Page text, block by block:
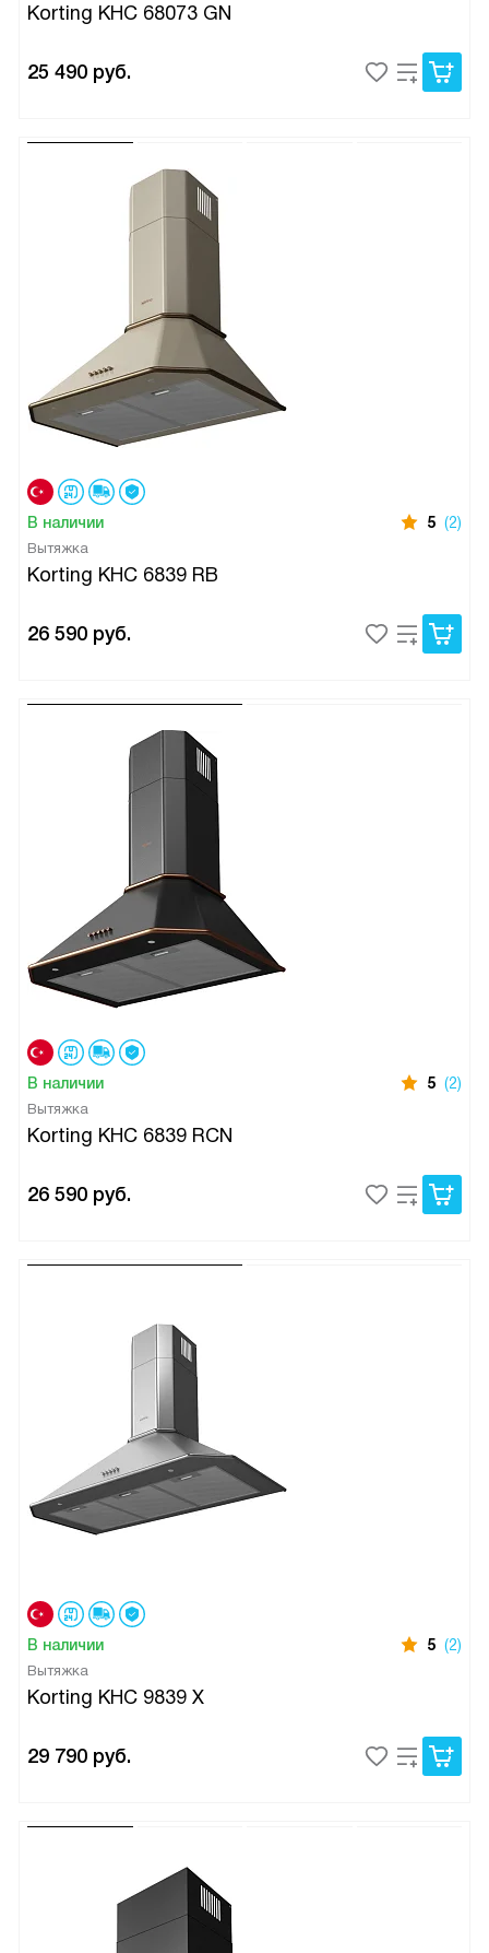
Korting KHC 68073 GN
25 490 руб.
В наличии 5 (2)
Вытяжка
Korting KHC 6839 RB
26 590 руб.
В наличии 5 (2)
Вытяжка
Korting KHC 6839 RCN
26 590 руб.
В наличии 5 (2)
Вытяжка
Korting KHC 9839 X
29 790 руб.